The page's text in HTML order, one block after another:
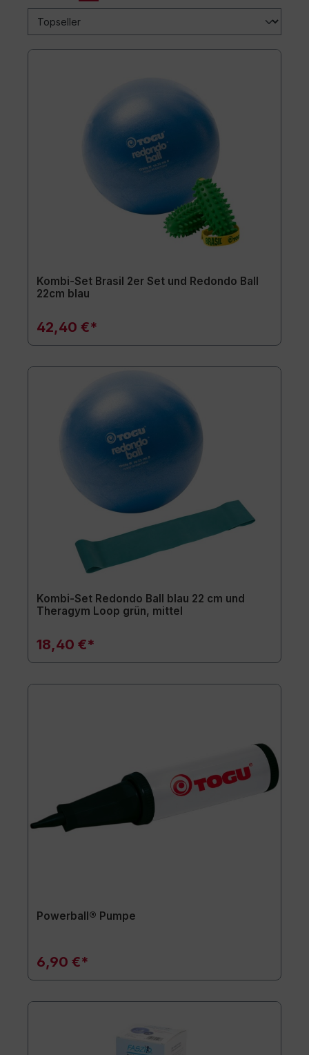
Kombi-Set Brasil 2er Set und Redondo Ball
22cm blau
42,40 €*
Kombi-Set Redondo Ball blau 22 cm und
Theragym Loop grün, mittel
18,40 €*
Powerball® Pumpe
6,90 €*